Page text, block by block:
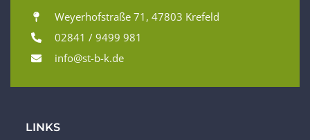
Weyerhofstraße 71, 47803 Krefeld
02841 / 9499 981
info@st-b-k.de
LINKS